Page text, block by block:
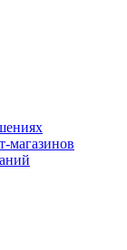
магазинов